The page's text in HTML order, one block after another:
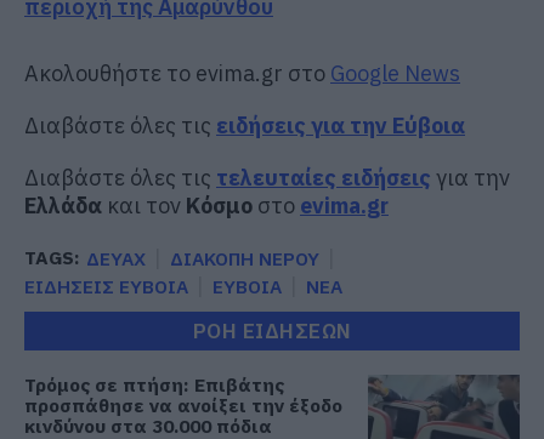
περιοχή της Αμαρύνθου
Ακολουθήστε το evima.gr στο Google News
Διαβάστε όλες τις ειδήσεις για την Εύβοια
Διαβάστε όλες τις τελευταίες ειδήσεις για την
Ελλάδα και τον Κόσμο στο evima.gr
TAGS: ΔΕΥΑΧ
ΔΙΑΚΟΠΗ ΝΕΡΟΥ
ΕΙΔΗΣΕΙΣ ΕΥΒΟΙΑ
ΕΥΒΟΙΑ ΝΕΑ
ΡΟΗ ΕΙΔΗΣΕΩΝ
Τρόμος σε πτήση: Επιβάτης
προσπάθησε να ανοίξει την έξοδο
κινδύνου στα 30.000 πόδια